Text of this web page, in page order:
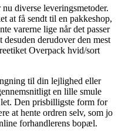
diverse leveringsmetoder.
at få sendt til en pakkeshop,
varerne lige når det passer
derudover den mest
Overpack hvid/sort
til din lejlighed eller
en lille smule
Den prisbilligste form for
at hente ordren selv, som jo
forhandlerens bopæl.